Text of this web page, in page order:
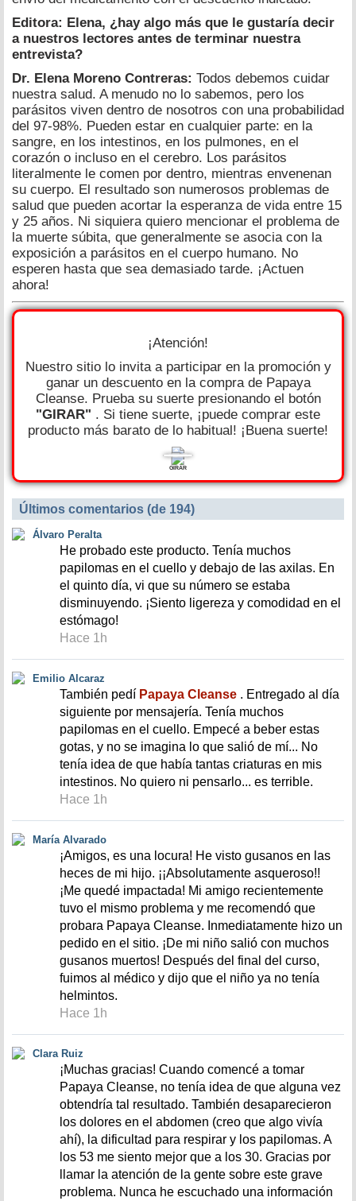
Editora: Elena, ¿hay algo más que le gustaría decir
a nuestros lectores antes de terminar nuestra
entrevista?
Dr. Elena Moreno Contreras: Todos debemos cuidar
nuestra salud. A menudo no lo sabemos, pero los
parásitos viven dentro de nosotros con una probabilidad
del 97-98%. Pueden estar en cualquier parte: en la
sangre, en los intestinos, en los pulmones, en el
corazón o incluso en el cerebro. Los parásitos
literalmente le comen por dentro, mientras envenenan
su cuerpo. El resultado son numerosos problemas de
salud que pueden acortar la esperanza de vida entre 15
y 25 años. Ni siquiera quiero mencionar el problema de
la muerte súbita, que generalmente se asocia con la
exposición a parásitos en el cuerpo humano. No
esperen hasta que sea demasiado tarde. ¡Actuen
ahora!
¡Atención!
Nuestro sitio lo invita a participar en la promoción y
ganar un descuento en la compra de Papaya
Cleanse. Prueba su suerte presionando el botón
"GIRAR" . Si tiene suerte, ¡puede comprar este
producto más barato de lo habitual! ¡Buena suerte!
GIRAR
Últimos comentarios (de 194)
Álvaro Peralta
He probado este producto. Tenía muchos
papilomas en el cuello y debajo de las axilas. En
el quinto día, vi que su número se estaba
disminuyendo. ¡Siento ligereza y comodidad en el
estómago!
Hace 1h
Emilio Alcaraz
También pedí Papaya Cleanse . Entregado al día
siguiente por mensajería. Tenía muchos
papilomas en el cuello. Empecé a beber estas
gotas, y no se imagina lo que salió de mí... No
tenía idea de que había tantas criaturas en mis
intestinos. No quiero ni pensarlo... es terrible.
Hace 1h
María Alvarado
¡Amigos, es una locura! He visto gusanos en las
heces de mi hijo. ¡¡Absolutamente asqueroso!!
¡Me quedé impactada! Mi amigo recientemente
tuvo el mismo problema y me recomendó que
probara Papaya Cleanse. Inmediatamente hizo un
pedido en el sitio. ¡De mi niño salió con muchos
gusanos muertos! Después del final del curso,
fuimos al médico y dijo que el niño ya no tenía
helmintos.
Hace 1h
Clara Ruiz
¡Muchas gracias! Cuando comencé a tomar
Papaya Cleanse, no tenía idea de que alguna vez
obtendría tal resultado. También desaparecieron
los dolores en el abdomen (creo que algo vivía
ahí), la dificultad para respirar y los papilomas. A
los 53 me siento mejor que a los 30. Gracias por
llamar la atención de la gente sobre este grave
problema. Nunca he escuchado una información